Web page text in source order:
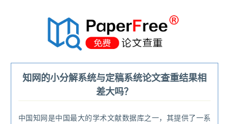
知网的小分解系统与定稿系统论文查重结果相
差大吗？
中国知网是中国最大的学术文献数据库之一，其提供了一系